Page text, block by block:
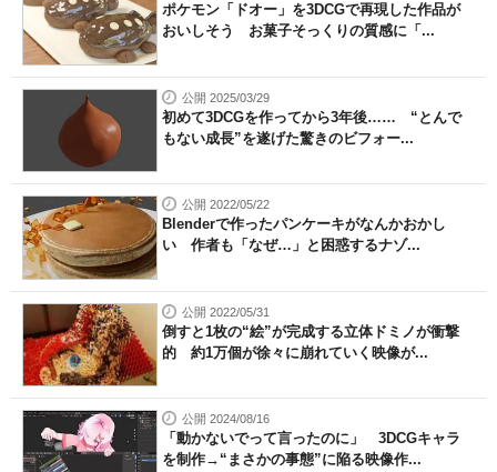
ポケモン「ドオー」を3DCGで再現した作品が
おいしそう お菓子そっくりの質感に「...
公開 2025/03/29
初めて3DCGを作ってから3年後…… “とんで
もない成長”を遂げた驚きのビフォー...
公開 2022/05/22
Blenderで作ったパンケーキがなんかおかし
い 作者も「なぜ…」と困惑するナゾ...
公開 2022/05/31
倒すと1枚の“絵”が完成する立体ドミノが衝撃
的 約1万個が徐々に崩れていく映像が...
公開 2024/08/16
「動かないでって言ったのに」 3DCGキャラ
を制作→“まさかの事態”に陥る映像作...